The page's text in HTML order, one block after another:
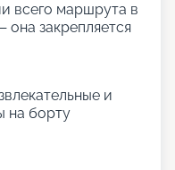
всего маршрута в
она закрепляется
и
на борту